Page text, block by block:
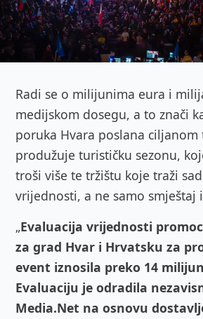
Radi se o milijunima eura i
medijskom dosegu, a to znači
poruka Hvara poslana ciljanom
produžuje turističku sezonu,
troši više te tržištu koje traži
vrijednosti, a ne samo smještaj
„Evaluacija vrijednosti
za grad Hvar i Hrvatsku za
event iznosila preko 14
Evaluaciju je odradila
Media.Net na osnovu